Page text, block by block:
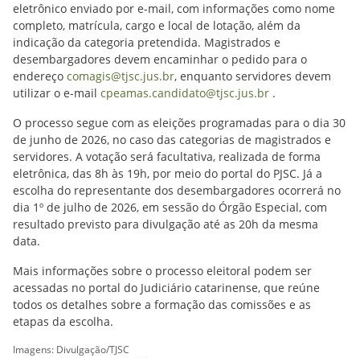
eletrônico enviado por e-mail, com informações como nome
completo, matrícula, cargo e local de lotação, além da
indicação da categoria pretendida. Magistrados e
desembargadores devem encaminhar o pedido para o
endereço comagis@tjsc.jus.br, enquanto servidores devem
utilizar o e-mail cpeamas.candidato@tjsc.jus.br .
O processo segue com as eleições programadas para o dia 30
de junho de 2026, no caso das categorias de magistrados e
servidores. A votação será facultativa, realizada de forma
eletrônica, das 8h às 19h, por meio do portal do PJSC. Já a
escolha do representante dos desembargadores ocorrerá no
dia 1º de julho de 2026, em sessão do Órgão Especial, com
resultado previsto para divulgação até as 20h da mesma
data.
Mais informações sobre o processo eleitoral podem ser
acessadas no portal do Judiciário catarinense, que reúne
todos os detalhes sobre a formação das comissões e as
etapas da escolha.
Imagens: Divulgação/TJSC